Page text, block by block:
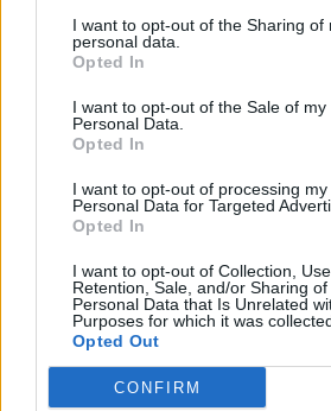
I want to opt-out of the Sharing of
personal data.
Opted In
I want to opt-out of the Sale of my
Personal Data.
Opted In
I want to opt-out of processing my
Personal Data for Targeted
Opted In
I want to opt-out of Collection, Use,
Retention, Sale, and/or Sharing of
Personal Data that Is Unrelated
Purposes for which it was
Opted Out
CONFIRM